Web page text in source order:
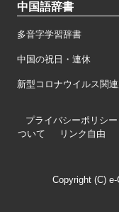
中国語辞書
多音字学習辞書
中国の祝日・連休
新型コロナウイルス関
プライバシーポリシー
ついて
リンク自由
Copyright (C)